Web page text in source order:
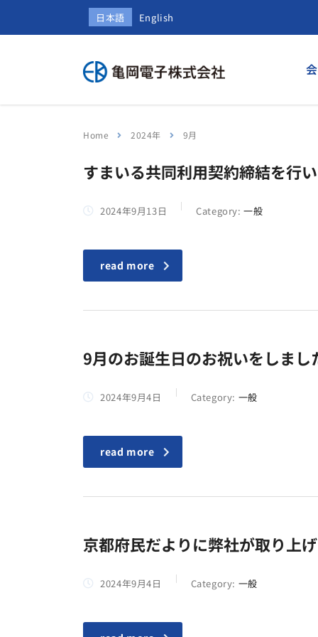
日本語 English
Home 2024年 9月
すまいる共同利用契約締結を行
2024年9月13日 Category:一般
read more
9月のお誕生日のお祝いをしまし
2024年9月4日 Category: 一般
read more
京都府民だよりに弊社が取り上
2024年9月4日 Category: 一般